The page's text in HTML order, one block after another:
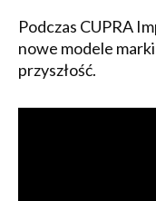
Podczas CUPRA
nowe modele
przyszłość.